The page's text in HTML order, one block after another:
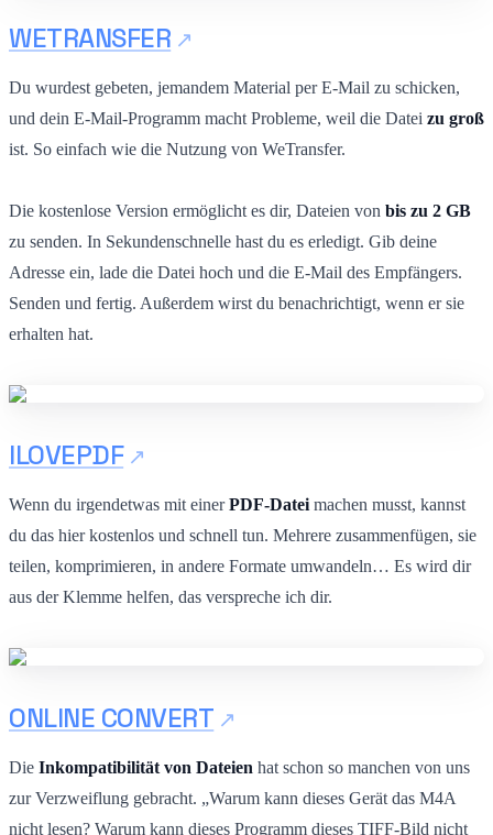
WETRANSFER
Du wurdest gebeten, jemandem Material per E-Mail zu schicken,
und dein E-Mail-Programm macht Probleme, weil die Datei zu groß
ist. So einfach wie die Nutzung von WeTransfer.
Die kostenlose Version ermöglicht es dir, Dateien von bis zu 2 GB
zu senden. In Sekundenschnelle hast du es erledigt. Gib deine
Adresse ein, lade die Datei hoch und die E-Mail des Empfängers.
Senden und fertig. Außerdem wirst du benachrichtigt, wenn er sie
erhalten hat.
ILOVEPDF
Wenn du irgendetwas mit einerPDF-Datei machen musst, kannst
du das hier kostenlos und schnell tun. Mehrere zusammenfügen, sie
teilen, komprimieren, in andere Formate umwandeln… Es wird dir
aus der Klemme helfen, das verspreche ich dir.
ONLINE CONVERT
Die Inkompatibilität von Dateien hat schon so manchen von uns
zur Verzweiflung gebracht. „Warum kann dieses Gerät das M4A
nicht lesen? Warum kann dieses Programm dieses TIFF-Bild nicht